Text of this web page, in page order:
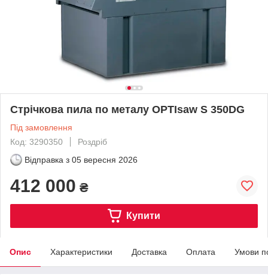
Стрічкова пила по металу OPTIsaw S 350DG
Під замовлення
Код: 3290350
Роздріб
Відправка з 05 вересня 2026
412 000 ₴
Купити
Опис Характеристики Доставка Оплата Умови